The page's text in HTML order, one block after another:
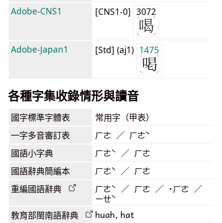
Adobe-CNS1
[CNS1-0] 3072
Adobe-Japan1 [Std] (aj1) 1475
各種字集收錄情形與讀音
國字標準字體表 常用字（甲表）
一字多音審訂表 ㄏㄜ ／ ㄏㄜˋ
國語小字典 ㄏㄜˋ ／ ㄏㄜ
國語辭典簡編本 ㄏㄜˋ ／ ㄏㄜ
重編國語辭典
ㄏㄜˋ ／ ㄏㄜ ／ ˙ㄏㄜ ／
ㄧㄝˋ
教育部閩南語辭典 huah, hat